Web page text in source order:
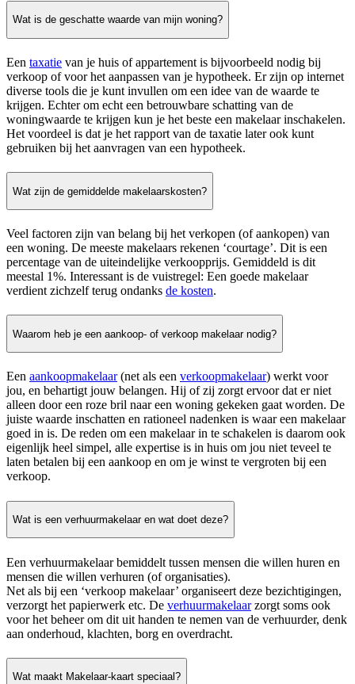
Wat is de geschatte waarde van mijn woning?
Een taxatie van je huis of appartement is bijvoorbeeld nodig bij
verkoop of voor het aanpassen van je hypotheek. Er zijn op internet
diverse tools die je kunt invullen om een idee van de waarde te
krijgen. Echter om echt een betrouwbare schatting van de
woningwaarde te krijgen kun je het beste een makelaar inschakelen.
Het voordeel is dat je het rapport van de taxatie later ook kunt
gebruiken bij het aanvragen van een hypotheek.
Wat zijn de gemiddelde makelaarskosten?
Veel factoren zijn van belang bij het verkopen (of aankopen) van
een woning. De meeste makelaars rekenen ‘courtage’. Dit is een
percentage van de uiteindelijke verkoopprijs. Gemiddeld is dit
meestal 1%. Interessant is de vuistregel: Een goede makelaar
verdient zichzelf terug ondanks de kosten.
Waarom heb je een aankoop- of verkoop makelaar nodig?
Een aankoopmakelaar(net als een verkoopmakelaar) werkt voor
jou, en behartigt jouw belangen. Hij of zij zorgt ervoor dat er niet
alleen door een roze bril naar een woning gekeken gaat worden. De
juiste waarde inschatten en rationeel nadenken is waar een makelaar
goed in is. De reden om een makelaar in te schakelen is daarom ook
eigenlijk heel simpel, alle expertise is in huis om jou niet teveel te
laten betalen bij een aankoop en om je winst te vergroten bij een
verkoop.
Wat is een verhuurmakelaar en wat doet deze?
Een verhuurmakelaar bemiddelt tussen mensen die willen huren en
mensen die willen verhuren (of organisaties).
Net als bij een ‘verkoop makelaar’ organiseert deze bezichtigingen,
verzorgt het papierwerk etc. De verhuurmakelaarzorgt soms ook
voor het beheer om dit uit handen te nemen van de verhuurder, denk
aan onderhoud, klachten, borg en overdracht.
Wat maakt Makelaar-kaart speciaal?